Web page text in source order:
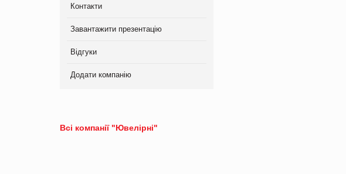
Контакти
Завантажити презентацію
Відгуки
Додати компанію
Всі компанії "Ювелірні"